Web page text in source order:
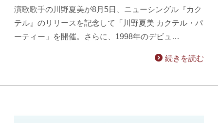
演歌歌手の川野夏美が8月5日、ニューシングル『カク
テル』のリリースを記念して「川野夏美 カクテル・パ
ーティー」を開催。さらに、1998年のデビュ…
続きを読む